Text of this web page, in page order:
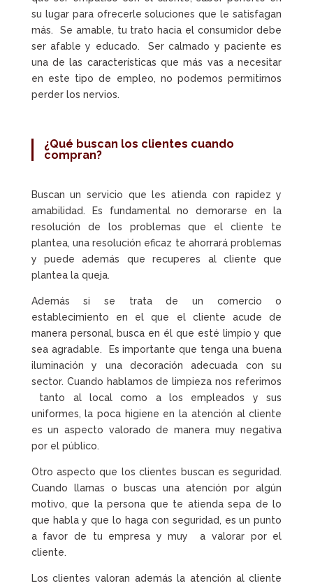
su lugar para ofrecerle soluciones que le satisfagan
más. Se amable, tu trato hacia el consumidor debe
ser afable y educado. Ser calmado y paciente es
una de las características que más vas a necesitar
en este tipo de empleo, no podemos permitirnos
perder los nervios.
¿Qué buscan los clientes cuando
compran?
Buscan un servicio que les atienda con rapidez y
amabilidad. Es fundamental no demorarse en la
resolución de los problemas que el cliente te
plantea, una resolución eficaz te ahorrará problemas
y puede además que recuperes al cliente que
plantea la queja.
Además si se trata de un comercio o
establecimiento en el que el cliente acude de
manera personal, busca en él que esté limpio y que
sea agradable. Es importante que tenga una buena
iluminación y una decoración adecuada con su
sector. Cuando hablamos de limpieza nos referimos
tanto al local como a los empleados y sus
uniformes, la poca higiene en la atención al cliente
es un aspecto valorado de manera muy negativa
por el público.
Otro aspecto que los clientes buscan es seguridad.
Cuando llamas o buscas una atención por algún
motivo, que la persona que te atienda sepa de lo
que habla y que lo haga con seguridad, es un punto
a favor de tu empresa y muy a valorar por el
cliente.
Los clientes valoran además la atención al cliente